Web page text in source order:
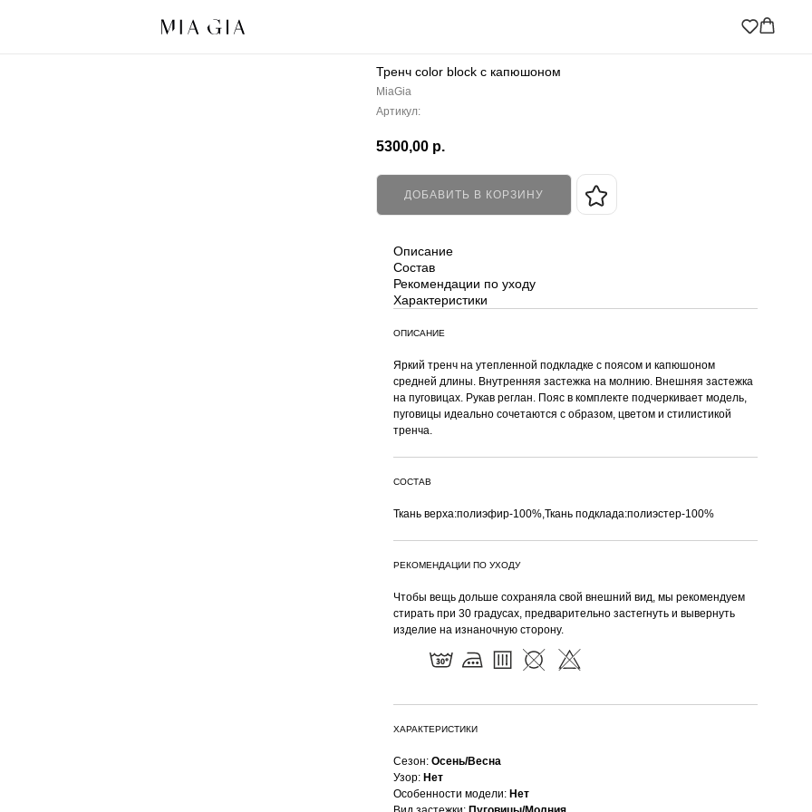
Тренч color block с капюшоном
MiaGia
Артикул:
5300,00 р.
ДОБАВИТЬ В КОРЗИНУ
Описание
Состав
Рекомендации по уходу
Характеристики
ОПИСАНИЕ
Яркий тренч на утепленной подкладке с поясом и капюшоном
средней длины. Внутренняя застежка на молнию. Внешняя застежка
на пуговицах. Рукав реглан. Пояс в комплекте подчеркивает модель,
пуговицы идеально сочетаются с образом, цветом и стилистикой
тренча.
СОСТАВ
Ткань верха:полиэфир-100%,Ткань подклада:полиэстер-100%
РЕКОМЕНДАЦИИ ПО УХОДУ
Чтобы вещь дольше сохраняла свой внешний вид, мы рекомендуем
стирать при 30 градусах, предварительно застегнуть и вывернуть
изделие на изнаночную сторону.
ХАРАКТЕРИСТИКИ
Сезон: Осень/Весна
Узор: Нет
Особенности модели: Нет